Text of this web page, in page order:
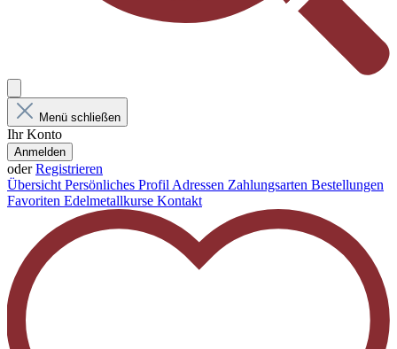
Menü schließen
Ihr Konto
Anmelden
oderRegistrieren
ÜbersichtPersönliches ProfilAdressen Zahlungsarten Bestellungen
Favoriten Edelmetallkurse Kontakt